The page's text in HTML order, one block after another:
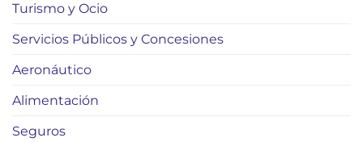
Turismo y Ocio
Servicios Públicos y Concesiones
Aeronáutico
Alimentación
Seguros